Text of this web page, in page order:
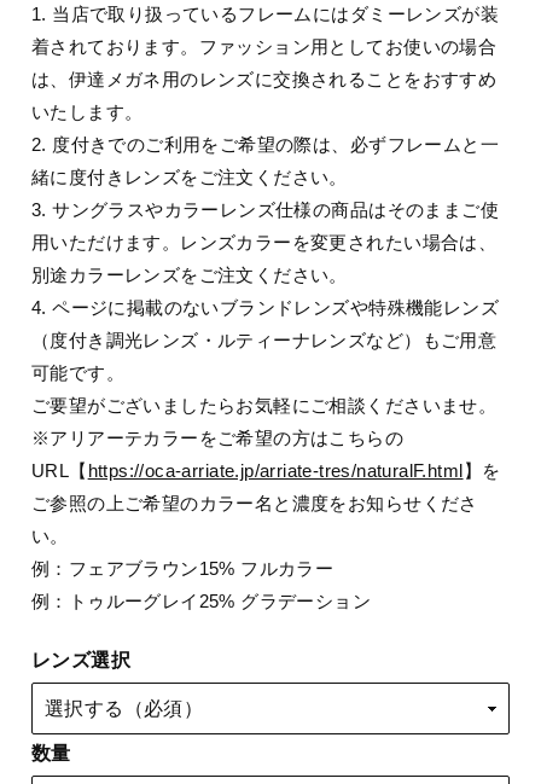
1. 当店で取り扱っているフレームにはダミーレンズが装
着されております。ファッション用としてお使いの場合
は、伊達メガネ用のレンズに交換されることをおすすめ
いたします。
2. 度付きでのご利用をご希望の際は、必ずフレームと一
緒に度付きレンズをご注文ください。
3. サングラスやカラーレンズ仕様の商品はそのままご使
用いただけます。レンズカラーを変更されたい場合は、
別途カラーレンズをご注文ください。
4. ページに掲載のないブランドレンズや特殊機能レンズ
（度付き調光レンズ・ルティーナレンズなど）もご用意
可能です。
ご要望がございましたらお気軽にご相談くださいませ。
※アリアーテカラーをご希望の方はこちらの
URL【 https://oca-arriate.jp/arriate-tres/naturalF.html】を
ご参照の上ご希望のカラー名と濃度をお知らせくださ
い。
例：フェアブラウン15% フルカラー
例：トゥルーグレイ25% グラデーション
レンズ選択
数量